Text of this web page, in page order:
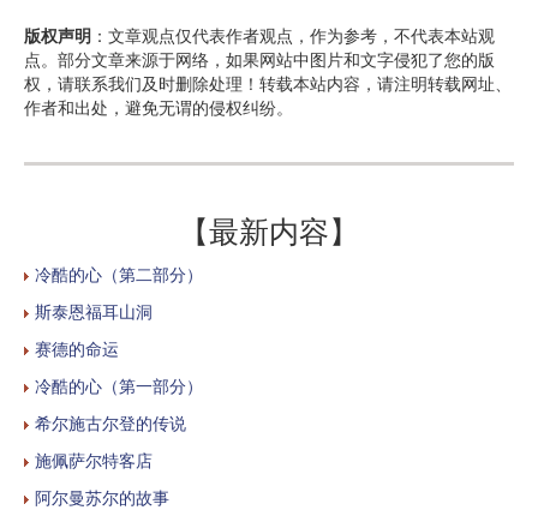
版权声明 ：文章观点仅代表作者观点，作为参考，不代表本站观
点。部分文章来源于网络，如果网站中图片和文字侵犯了您的版
权，请联系我们及时删除处理！转载本站内容，请注明转载网址、
作者和出处，避免无谓的侵权纠纷。
【最新内容】
冷酷的心（第二部分）
斯泰恩福耳山洞
赛德的命运
冷酷的心（第一部分）
希尔施古尔登的传说
施佩萨尔特客店
阿尔曼苏尔的故事